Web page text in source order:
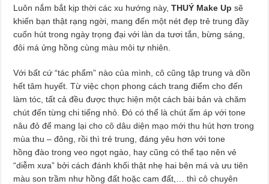
Luôn nắm bắt kịp thời các xu hướng này,THUÝ Make Up sẽ
khiến bạn thật rạng ngời, mang đến một nét đẹp trẻ trung đầy
cuốn hút trong ngày trọng đại với làn da tươi tắn, bừng sáng,
đôi má ửng hồng cùng màu môi tự nhiên.
Với bất cứ “tác phẩm” nào của mình, cô cũng tập trung và dồn
hết tâm huyết. Từ việc chọn phong cách trang điểm cho đến
làm tóc, tất cả đều được thực hiện một cách bài bản và chăm
chút đến từng chi tiếng nhỏ. Đó có thể là chút ấm áp với tone
nâu đỏ để mang lại cho cô dâu diện mạo mới thu hút hơn trong
mùa thu – đông, rồi thì trẻ trung, đáng yêu hơn với tone
hồng đào trong veo ngọt ngào, hay cũng có thể tạo nên vẻ
“diễm xưa” bởi cách đánh khối thật nhẹ hai bên má và ưu tiên
màu son trầm như hồng đất hoặc cam đất,… thì cô chuyên